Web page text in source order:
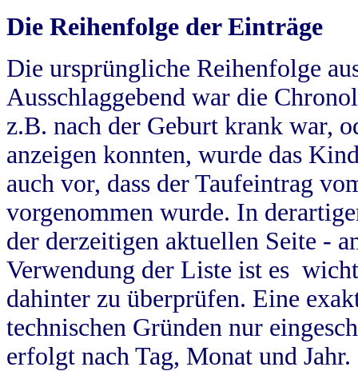
Die Reihenfolge der Einträge
Die ursprüngliche Reihenfolge
Ausschlaggebend war die
z.B. nach der Geburt krank war,
anzeigen konnten, wurde das
auch vor, dass der Taufeintrag
vorgenommen wurde. In
der derzeitigen aktuellen Seite -
Verwendung der Liste ist es
dahinter zu überprüfen. Eine
technischen Gründen nur
erfolgt nach Tag, Monat und Jahr.